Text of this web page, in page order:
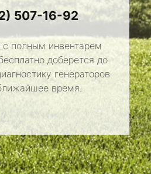
507-16-92
полным инвентарем
доберется до
генераторов
время.